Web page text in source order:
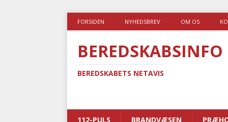
FORSIDEN NYHEDSBREV OM OS
BEREDSKABSINFO
BEREDSKABETS NETAVIS
112-PULS BRANDVÆSEN